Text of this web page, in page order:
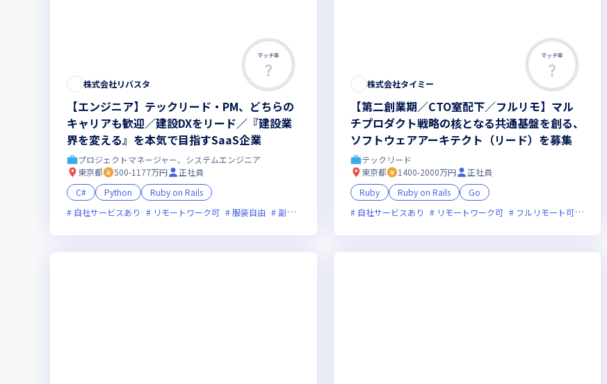
マッチ率
株式会社リバスタ
【エンジニア】テックリード・PM、どちらの
キャリアも歓迎／建設DXをリード／『建設業
界を変える』を本気で目指すSaaS企業
プロジェクトマネージャー、システムエンジニア
東京都
500-1177万円
正社員
C#
Python
Ruby on Rails
自社サービスあり
リモートワーク可 服装自由 副業可 オンライン選考可 フレックス制度あり 新技術に積極的 ベンチャー企業
マッチ率
株式会社タイミー
【第二創業期／CTO室配下／フルリモ】マル
チプロダクト戦略の核となる共通基盤を創る、
ソフトウェアアーキテクト（リード）を募集
テックリード
東京都
1400-2000万円
正社員
Ruby
Ruby on Rails
Go
自社サービスあり
リモートワーク可 フルリモート可